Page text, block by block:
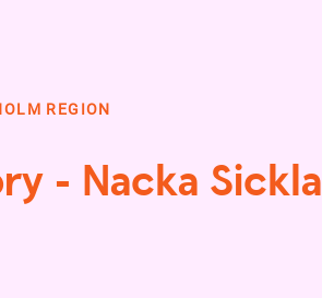
REGION
- Nacka Sickla